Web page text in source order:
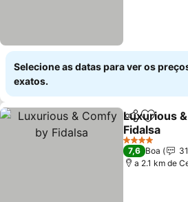
Selecione as datas para ver os
exatos.
Partilhar
Luxurious
Fidalsa
4 Estrelas
7,6 Boa
a 2.1 km de